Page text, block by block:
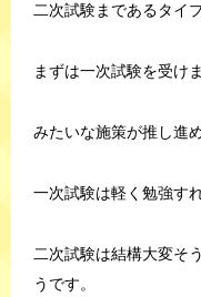
二次試験まであるタイプ
まずは一次試験を受け
みたいな施策が推し進
一次試験は軽く勉強す
二次試験は結構大変そ
うです。